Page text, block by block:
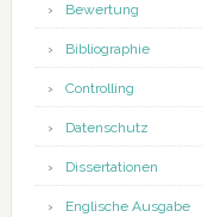
Bewertung
Bibliographie
Controlling
Datenschutz
Dissertationen
Englische Ausgabe